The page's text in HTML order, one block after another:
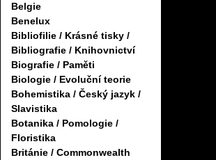
Belgie
Benelux
Bibliofilie / Krásné tisky /
Bibliografie / Knihovnictví
Biografie / Paměti
Biologie / Evoluční teorie
Bohemistika / Český jazyk /
Slavistika
Botanika / Pomologie /
Floristika
Británie / Commonwealth